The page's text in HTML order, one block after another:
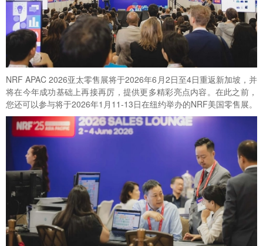
NRF APAC 2026亚太零售展将于2026年6月2日至4日重返新加坡，并
将在今年成功基础上再接再厉，提供更多精彩亮点内容。在此之前，
您还可以参与将于2026年1月11-13日在纽约举办的NRF美国零售展。